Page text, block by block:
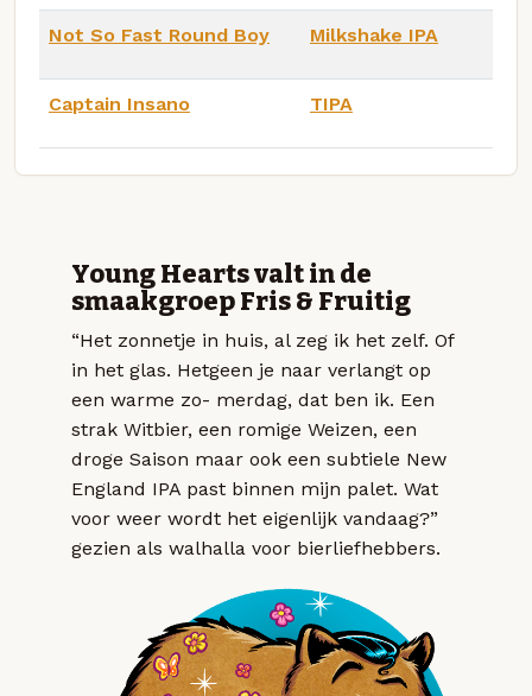
Not So Fast Round Boy Milkshake IPA
Captain Insano TIPA
Young Hearts valt in de
smaakgroep Fris & Fruitig
“Het zonnetje in huis, al zeg ik het zelf. Of
in het glas. Hetgeen je naar verlangt op
een warme zo- merdag, dat ben ik. Een
strak Witbier, een romige Weizen, een
droge Saison maar ook een subtiele New
England IPA past binnen mijn palet. Wat
voor weer wordt het eigenlijk vandaag?”
gezien als walhalla voor bierliefhebbers.